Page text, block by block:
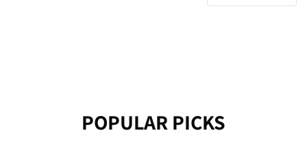
POPULAR PICKS